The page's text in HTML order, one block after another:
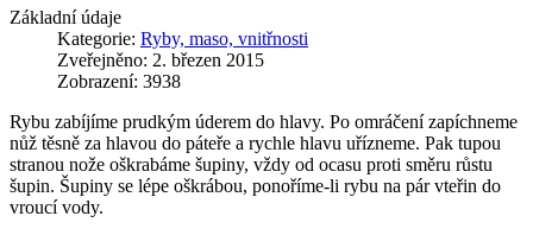
Základní údaje
Kategorie: Ryby, maso, vnitřnosti
Zveřejněno: 2. březen 2015
Zobrazení: 3938
Rybu zabíjíme prudkým úderem do hlavy. Po omráčení zapíchneme
nůž těsně za hlavou do páteře a rychle hlavu uřízneme. Pak tupou
stranou nože oškrabáme šupiny, vždy od ocasu proti směru růstu
šupin. Šupiny se lépe oškrábou, ponoříme-li rybu na pár vteřin do
vroucí vody.